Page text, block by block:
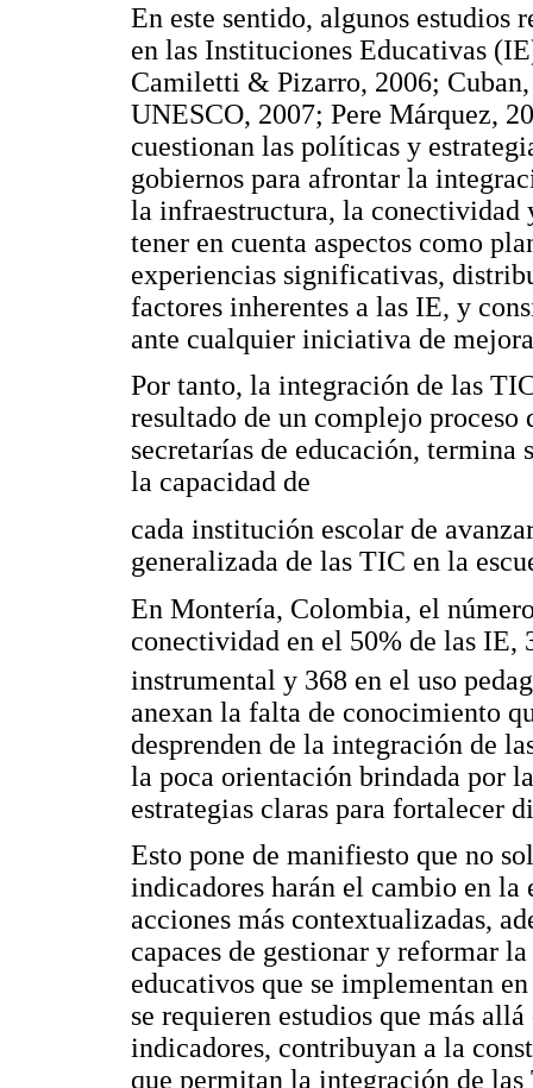
En este sentido, algunos estudios
en las Instituciones Educativas
Camiletti & Pizarro, 2006;
UNESCO, 2007; Pere Márquez,
cuestionan las políticas y
gobiernos para afrontar la
la infraestructura, la conectividad
tener en cuenta aspectos como
experiencias significativas,
factores inherentes a las IE, y
ante cualquier iniciativa de
Por tanto, la integración de las
resultado de un complejo proceso
secretarías de educación,
la capacidad de
cada institución escolar de
generalizada de las TIC en la
En Montería, Colombia, el
conectividad en el 50% de las IE,
instrumental y 368 en el uso
anexan la falta de conocimiento
desprenden de la integración de
la poca orientación brindada por
estrategias claras para fortalecer
Esto pone de manifiesto que no
indicadores harán el cambio en la
acciones más contextualizadas,
capaces de gestionar y reformar
educativos que se implementan
se requieren estudios que más
indicadores, contribuyan a la
que permitan la integración de